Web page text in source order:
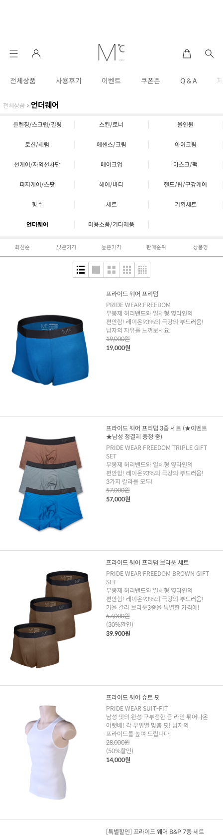
전체상품 사용후기 이벤트 쿠폰존 Q & A
전체상품 > 언더웨어
클렌징/스크럽/필링 스킨/토너 올인원
로션/세럼 에센스/크림 아이크림
선케어/자외선차단 메이크업 마스크/팩
피지케어/스팟 헤어/바디 핸드/립/구강케어
향수 세트 기획세트
언더웨어 미용소품/기타제품
최신순 낮은가격 높은가격 판매순위 상품명
프라이드 웨어 프리덤
PRIDE WEAR FREEDOM
무봉제 허리밴드와 일체형 옆라인의
편안함! 레이온93%의 극강의 부드러움!
남자의 자유를 느껴보세요.
19,000원
19,000원
프라이드 웨어 프리덤 3종 세트 (★이벤트
★남성 청결제 증정 중)
PRIDE WEAR FREEDOM TRIPLE GIFT
SET
무봉제 허리밴드와 일체형 옆라인의
편안함! 레이온93%의 극강의 부드러움!
3가지 칼라를 모두!
57,000원
57,000원
프라이드 웨어 프리덤 브라운 세트
PRIDE WEAR FREEDOM BROWN GIFT
SET
무봉제 허리밴드와 일체형 옆라인의
편안함! 레이온93%의 극강의 부드러움!
가을 칼라 브라운3종을 특별한 가격에!
57,000원
(30%할인)
39,900원
프라이드 웨어 슈트 핏
PRIDE WEAR SUIT-FIT
남성 핏의 완성 구부정한 등 라인 튀어나온
아랫배! 각 부위별 맞춤 핏! 남자의
프라이드를 높여 드립니다.
28,000원
(50%할인)
14,000원
[특별할인] 프라이드 웨어 B&P 7종 세트